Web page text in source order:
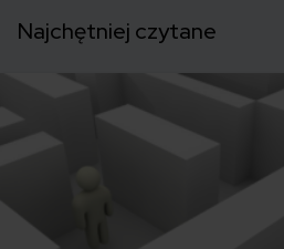
Najchętniej czytane